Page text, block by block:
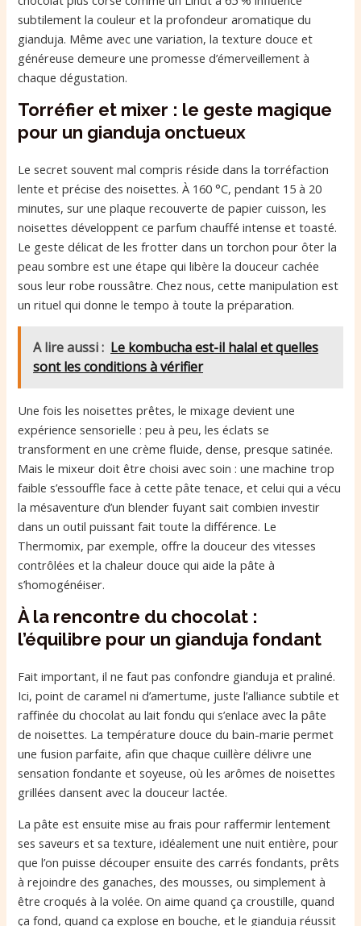
subtilement la couleur et la profondeur aromatique du
gianduja. Même avec une variation, la texture douce et
généreuse demeure une promesse d’émerveillement à
chaque dégustation.
Torréfier et mixer : le geste magique
pour un gianduja onctueux
Le secret souvent mal compris réside dans la torréfaction
lente et précise des noisettes. À 160 °C, pendant 15 à 20
minutes, sur une plaque recouverte de papier cuisson, les
noisettes développent ce parfum chauffé intense et toasté.
Le geste délicat de les frotter dans un torchon pour ôter la
peau sombre est une étape qui libère la douceur cachée
sous leur robe roussâtre. Chez nous, cette manipulation est
un rituel qui donne le tempo à toute la préparation.
A lire aussi : Le kombucha est-il halal et quelles
sont les conditions à vérifier
Une fois les noisettes prêtes, le mixage devient une
expérience sensorielle : peu à peu, les éclats se
transforment en une crème fluide, dense, presque satinée.
Mais le mixeur doit être choisi avec soin : une machine trop
faible s’essouffle face à cette pâte tenace, et celui qui a vécu
la mésaventure d’un blender fuyant sait combien investir
dans un outil puissant fait toute la différence. Le
Thermomix, par exemple, offre la douceur des vitesses
contrôlées et la chaleur douce qui aide la pâte à
s’homogénéiser.
À la rencontre du chocolat :
l’équilibre pour un gianduja fondant
Fait important, il ne faut pas confondre gianduja et praliné.
Ici, point de caramel ni d’amertume, juste l’alliance subtile et
raffinée du chocolat au lait fondu qui s’enlace avec la pâte
de noisettes. La température douce du bain-marie permet
une fusion parfaite, afin que chaque cuillère délivre une
sensation fondante et soyeuse, où les arômes de noisettes
grillées dansent avec la douceur lactée.
La pâte est ensuite mise au frais pour raffermir lentement
ses saveurs et sa texture, idéalement une nuit entière, pour
que l’on puisse découper ensuite des carrés fondants, prêts
à rejoindre des ganaches, des mousses, ou simplement à
être croqués à la volée. On aime quand ça croustille, quand
ça fond, quand ça explose en bouche, et le gianduja réussit